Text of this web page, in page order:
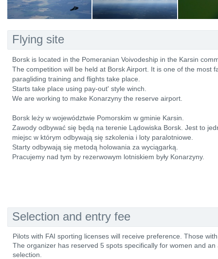
Flying site
Borsk is located in the Pomeranian Voivodeship in the Karsin
The competition will be held at Borsk Airport. It is one of the most
paragliding training and flights take place.
Starts take place using pay-out' style winch.
We are working to make Konarzyny the reserve airport.
Borsk leży w województwie Pomorskim w gminie Karsin.
Zawody odbywać się będą na terenie Lądowiska Borsk. Jest to
miejsc w którym odbywają się szkolenia i loty paralotniowe.
Starty odbywają się metodą holowania za wyciągarką.
Pracujemy nad tym by rezerwowym lotniskiem były Konarzyny.
Selection and entry fee
Pilots with FAI sporting licenses will receive preference. Those
The organizer has reserved 5 spots specifically for women and
selection.